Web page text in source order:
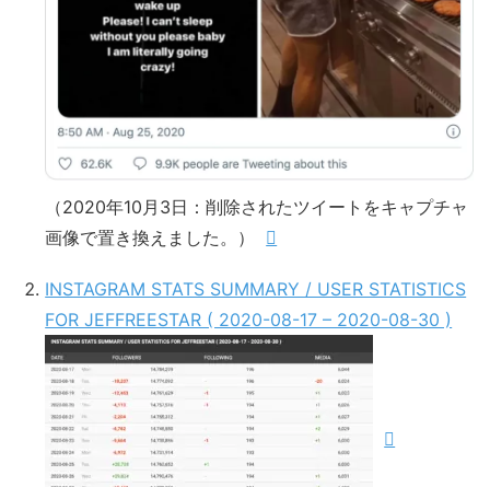
（2020年10月3日：削除されたツイートをキャプチャ
画像で置き換えました。）
INSTAGRAM STATS SUMMARY / USER STATISTICS
FOR JEFFREESTAR ( 2020-08-17 – 2020-08-30 )